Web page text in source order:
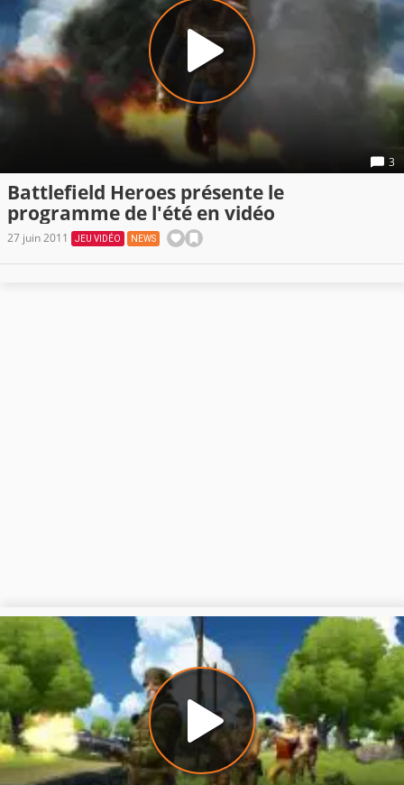
3
Battlefield Heroes présente le
programme de l'été en vidéo
27 juin 2011 JEU VIDÉO NEWS